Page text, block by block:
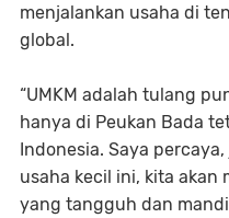
menjalankan usaha di
global.
“UMKM adalah tulang
hanya di Peukan Bada
Indonesia. Saya
usaha kecil ini, kita akan
yang tangguh dan